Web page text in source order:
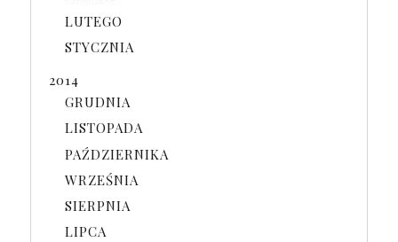
LUTEGO
STYCZNIA
2014
GRUDNIA
LISTOPADA
PAŹDZIERNIKA
WRZEŚNIA
SIERPNIA
LIPCA